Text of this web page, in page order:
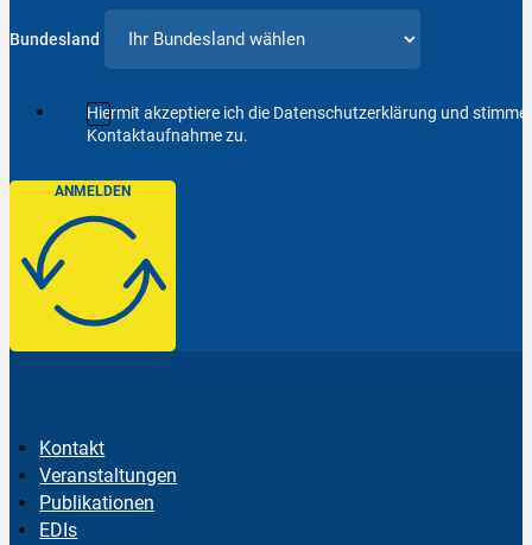
Bundesland
Hiermit akzeptiere ich die Datenschutzerklärung und
Kontaktaufnahme zu.
ANMELDEN
Kontakt
Veranstaltungen
Publikationen
EDIs